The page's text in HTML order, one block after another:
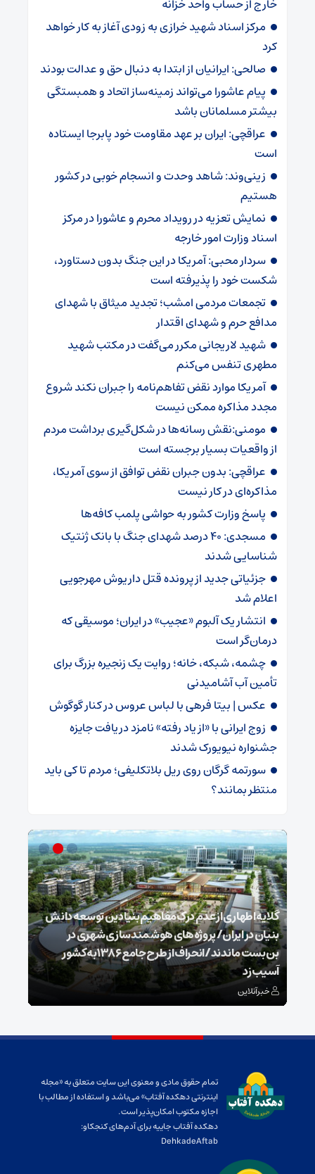
خارج از حساب واحد خزانه
مرکز اسناد شهید خرازی به زودی آغاز به کار خواهد
کرد
صالحی: ایرانیان از ابتدا به دنبال حق و عدالت بودند
پیام عاشورا می‌تواند زمینه‌ساز اتحاد و همبستگی
بیشتر مسلمانان باشد
عراقچی: ایران بر عهد مقاومت خود پابرجا ایستاده
است
زینی‌وند: شاهد وحدت و انسجام خوبی در کشور
هستیم
نمایش تعزیه در رویداد محرم و عاشورا در مرکز
اسناد وزارت امور خارجه
سردار محبی: آمریکا در این جنگ بدون دستاورد،
شکست خود را پذیرفته است
تجمعات مردمی امشب؛ تجدید میثاق با شهدای
مدافع حرم و شهدای اقتدار
شهید لاریجانی مکرر می‌گفت در مکتب شهید
مطهری تنفس می‌کنم
آمریکا موارد نقض تفاهم‌نامه را جبران نکند شروع
مجدد مذاکره ممکن نیست
مومنی:نقش رسانه‌ها در شکل‌گیری برداشت مردم
از واقعیات بسیار برجسته است
عراقچی: بدون جبران نقض توافق از سوی آمریکا،
مذاکره‌ای در کار نیست
پاسخ وزارت کشور به حواشی پلمب کافه‌ها
مسجدی: ۴۰ درصد شهدای جنگ با بانک ژنتیک
شناسایی شدند
جزئیاتی جدید از پرونده قتل داریوش مهرجویی
اعلام شد
انتشار یک آلبوم «عجیب» در ایران؛ موسیقی که
درمان‌گر است
چشمه، شبکه، خانه؛ روایت یک زنجیره بزرگ برای
تأمین آب آشامیدنی
عکس | بیتا فرهی با لباس عروس در کنار گوگوش
زوج ایرانی با «از یاد رفته» نامزد دریافت جایزه
جشنواره نیویورک شدند
سورتمه گرگان روی ریل بلاتکلیفی؛ مردم تا کی باید
منتظر بمانند؟
گلایه اطهاری از عدم درک مفاهیم بنیادین توسعه دانش
بنیان در ایران/ پروژه‌های هوشمندسازی شهری در
بن‌بست ماندند/انحراف از طرح جامع ۱۳۸۶ به کشور
آسیب زد
خبرآنلاین
تمام حقوق مادی و معنوی این سایت متعلق به «مجله
اینترنتی دهکده آفتاب» می‌باشد و استفاده از مطالب با
اجازه مکتوب امکان‌پذیر است.
دهکده آفتاب جاییه برای آدم‌های کنجکاو:
DehkadeAftab